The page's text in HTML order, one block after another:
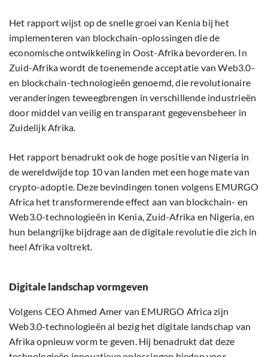
Het rapport wijst op de snelle groei van Kenia bij het
implementeren van blockchain-oplossingen die de
economische ontwikkeling in Oost-Afrika bevorderen. In
Zuid-Afrika wordt de toenemende acceptatie van Web3.0-
en blockchain-technologieën genoemd, die revolutionaire
veranderingen teweegbrengen in verschillende industrieën
door middel van veilig en transparant gegevensbeheer in
Zuidelijk Afrika.
Het rapport benadrukt ook de hoge positie van Nigeria in
de wereldwijde top 10 van landen met een hoge mate van
crypto-adoptie. Deze bevindingen tonen volgens EMURGO
Africa het transformerende effect aan van blockchain- en
Web3.0-technologieën in Kenia, Zuid-Afrika en Nigeria, en
hun belangrijke bijdrage aan de digitale revolutie die zich in
heel Afrika voltrekt.
Digitale landschap vormgeven
Volgens CEO Ahmed Amer van EMURGO Africa zijn
Web3.0-technologieën al bezig het digitale landschap van
Afrika opnieuw vorm te geven. Hij benadrukt dat deze